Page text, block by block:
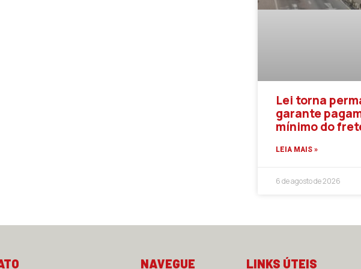
Lei torna
garante
mínimo do
LEIA MAIS »
6 de agosto de 2026
NAVEGUE LINKS ÚTEIS